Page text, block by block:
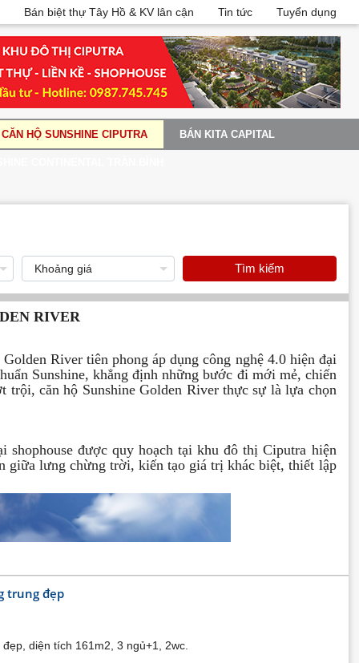
Bán biệt thự Tây Hồ & KV lân cận Tin tức Tuyển dụng
CĂN HỘ SUNSHINE CIPUTRA BÁN KITA CAPITAL
Tìm kiếm
RIVER
River tiên phong áp dụng công nghệ 4.0 hiện đại
Sunshine, khẳng định những bước đi mới mẻ, chiến
căn hộ Sunshine Golden River thực sự là lựa chọn
shophouse được quy hoạch tại khu đô thị Ciputra hiện
giữa lưng chừng trời, kiến tạo giá trị khác biệt, thiết lập
trung đẹp
diện tích 161m2, 3 ngủ+1, 2wc.